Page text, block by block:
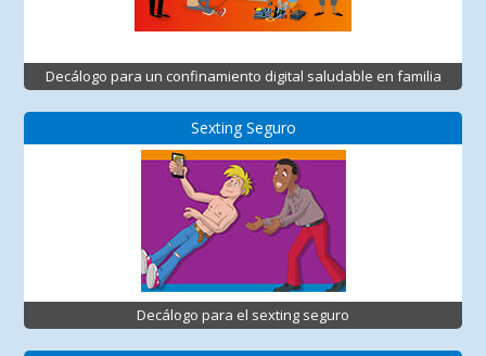
Decálogo para un confinamiento digital saludable en familia
Sexting Seguro
Decálogo para el sexting seguro